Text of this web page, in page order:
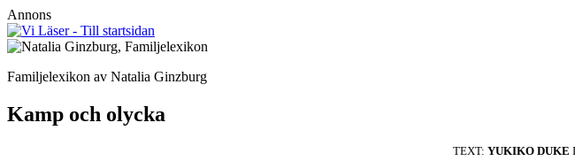
Annons
Familjelexikon av Natalia Ginzburg
Kamp och olycka
TEXT: YUKIKO DUKE